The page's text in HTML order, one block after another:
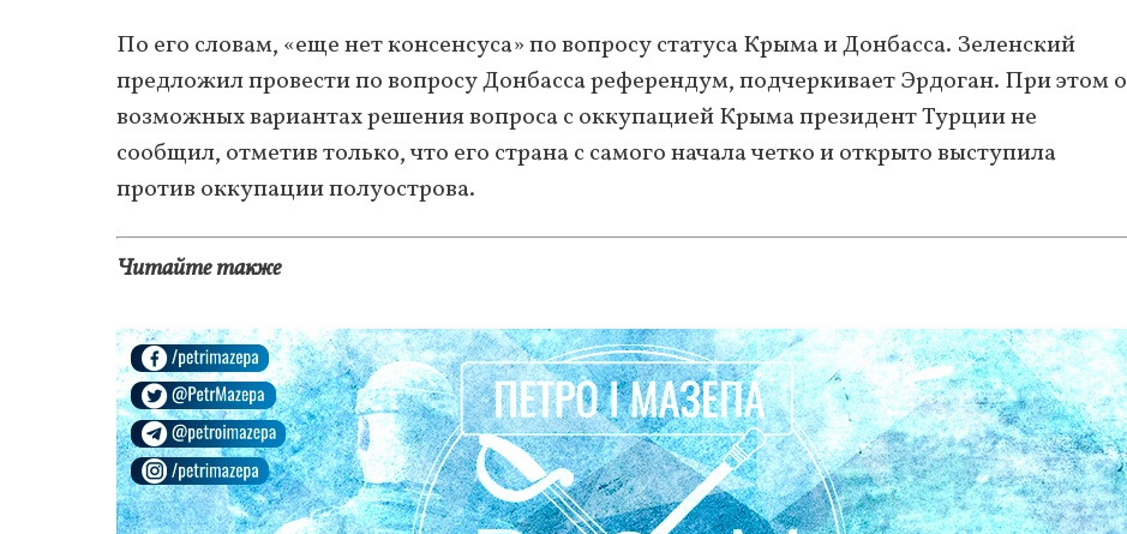
По его словам, «еще нет консенсуса» по вопросу статуса Крыма и Донбасса. Зеленский
предложил провести по вопросу Донбасса референдум, подчеркивает Эрдоган. При этом о
возможных вариантах решения вопроса с оккупацией Крыма президент Турции не
сообщил, отметив только, что его страна с самого начала четко и открыто выступила
против оккупации полуострова.
Читайте также